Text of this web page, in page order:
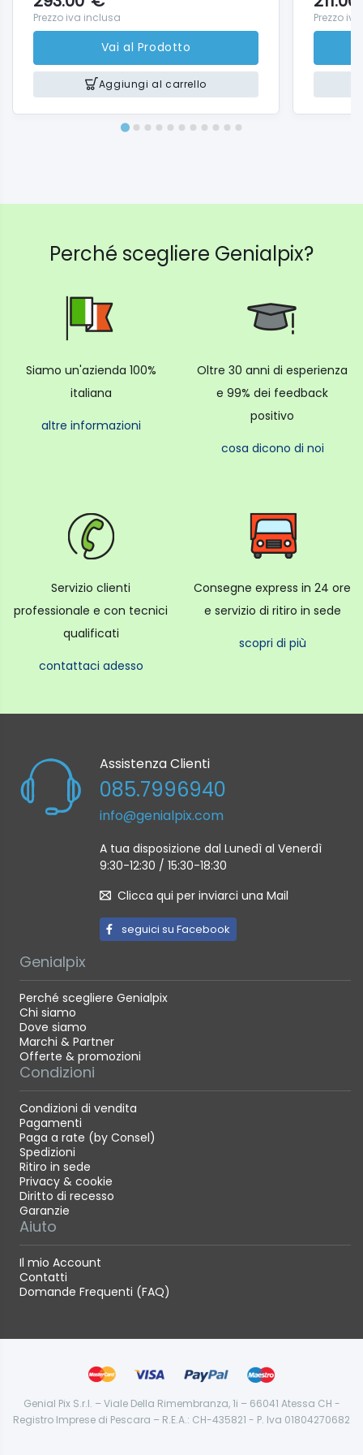
Prezzo iva inclusa
Vai al Prodotto
Aggiungi al carrello
Prezzo
Perché scegliere Genialpix?
Siamo un'azienda 100%
italiana
altre informazioni
Oltre 30 anni di esperienza
e 99% dei feedback
positivo
cosa dicono di noi
Servizio clienti
professionale e con tecnici
qualificati
contattaci adesso
Consegne express in 24 ore
e servizio di ritiro in sede
scopri di più
Assistenza Clienti
085.7996940
info@genialpix.com
A tua disposizione dal Lunedì al Venerdì
9:30-12:30 / 15:30-18:30
Clicca qui per inviarci una Mail
seguici su Facebook
Genialpix
Perché scegliere Genialpix
Chi siamo
Dove siamo
Marchi & Partner
Offerte & promozioni
Condizioni
Condizioni di vendita
Pagamenti
Paga a rate (by Consel)
Spedizioni
Ritiro in sede
Privacy & cookie
Diritto di recesso
Garanzie
Aiuto
Il mio Account
Contatti
Domande Frequenti (FAQ)
Genial Pix S.r.l. – Viale Della Rimembranza, 1i – 66041 Atessa CH -
Registro Imprese di Pescara – R.E.A.: CH-435821 - P. Iva 01804270682